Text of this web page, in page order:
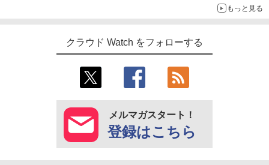
もっと見る
クラウド Watch をフォローする
メルマガスタート！
登録はこちら